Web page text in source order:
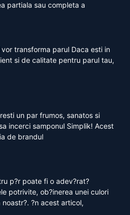
partiala sau completa a
transforma parul Daca esti in
si de calitate pentru parul tau,
un par frumos, sanatos si
incerci samponul Simplik! Acest
de brandul
p?r poate fi o adev?rat?
potrivite, ob?inerea unei culori
?n acest articol,